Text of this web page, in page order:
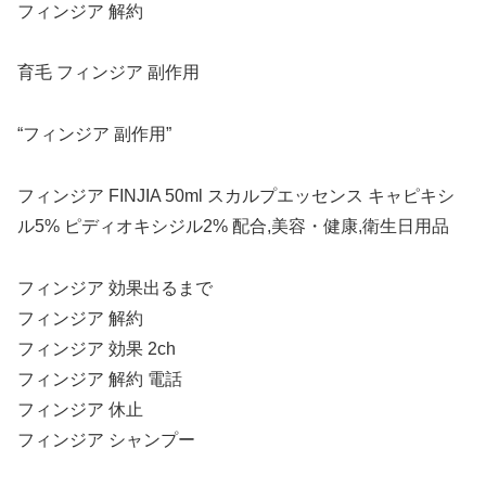
フィンジア 解約
育毛 フィンジア 副作用
“フィンジア 副作用”
フィンジア FINJIA 50ml スカルプエッセンス キャピキシ
ル5% ピディオキシジル2% 配合,美容・健康,衛生日用品
フィンジア 効果出るまで
フィンジア 解約
フィンジア 効果 2ch
フィンジア 解約 電話
フィンジア 休止
フィンジア シャンプー